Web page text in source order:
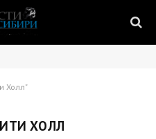
Холл"
ХОЛЛ